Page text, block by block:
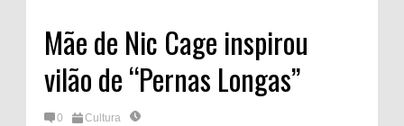
Mãe de Nic Cage inspirou
vilão de “Pernas Longas”
0 Cultura